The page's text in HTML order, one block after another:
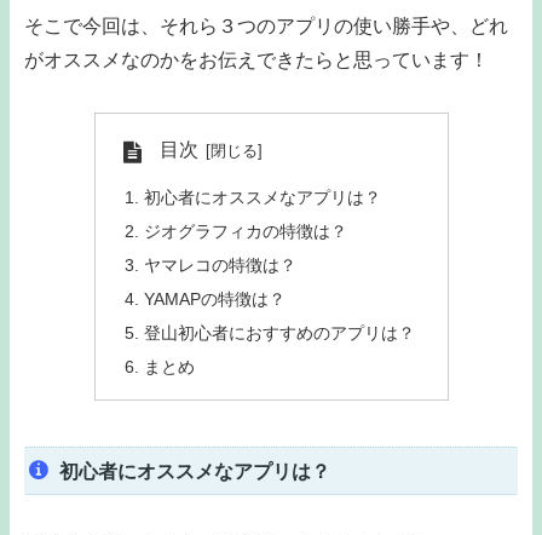
そこで今回は、それら３つのアプリの使い勝手や、どれ
がオススメなのかをお伝えできたらと思っています！
目次
初心者にオススメなアプリは？
ジオグラフィカの特徴は？
ヤマレコの特徴は？
YAMAPの特徴は？
登山初心者におすすめのアプリは？
まとめ
初心者にオススメなアプリは？